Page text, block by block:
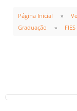
Página Inicial
Graduação
FIES